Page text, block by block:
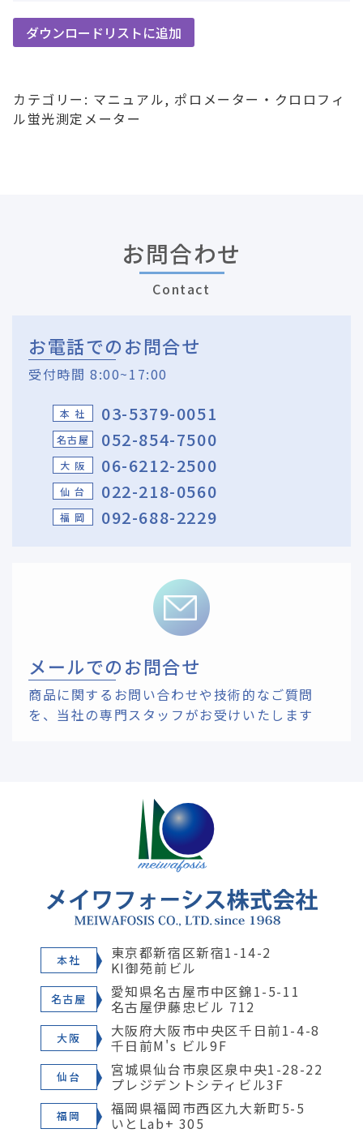
ダウンロードリストに追加
カテゴリー: マニュアル, ポロメーター・クロロフィ
ル蛍光測定メーター
お問合わせ
Contact
お電話でのお問合せ
受付時間 8:00~17:00
本 社 03-5379-0051
名古屋 052-854-7500
大 阪 06-6212-2500
仙 台 022-218-0560
福 岡 092-688-2229
メールでのお問合せ
商品に関するお問い合わせや技術的なご質問
を、 当社の専門スタッフがお受けいたします
本社 東京都新宿区新宿1-14-2
KI御苑前ビル
名古屋 愛知県名古屋市中区錦1-5-11
名古屋伊藤忠ビル 712
大阪 大阪府大阪市中央区千日前1-4-8
千日前M's ビル9F
仙台 宮城県仙台市泉区泉中央1-28-22
プレジデントシティビル3F
福岡 福岡県福岡市西区九大新町5-5
いとLab+ 305